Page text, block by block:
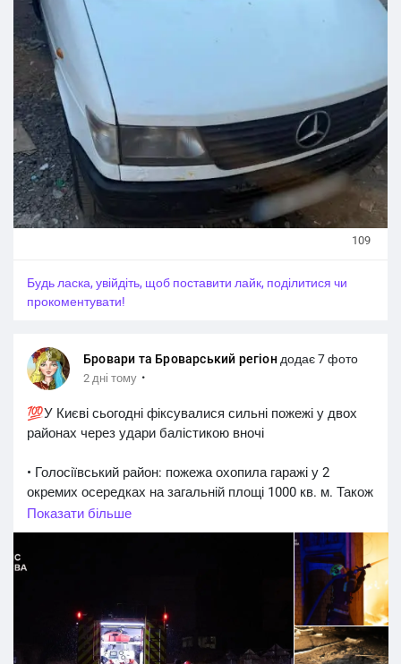
109
Будь ласка, увійдіть, щоб поставити лайк, поділитися чи
прокоментувати!
Бровари та Броварський регіондодає 7 фото
2 дні тому ·
💯У Києві сьогодні фіксувалися сильні пожежі у двох
районах через удари балістикою вночі
• Голосіївський район: пожежа охопила гаражі у 2
окремих осередках на загальній площі 1000 кв. м. Також
сталось загоряння нежитлової будівлі з картоном. Їх
локалізували, проводяться роботи з ліквідації.
• Оболонський район: сталося загоряння на території
#Київ_регіон
#Київщина_новини
#Київ_Київщина
#Київські_новини #Kyiv_region
#Kiev_news
#Київ_війна
Показати більше